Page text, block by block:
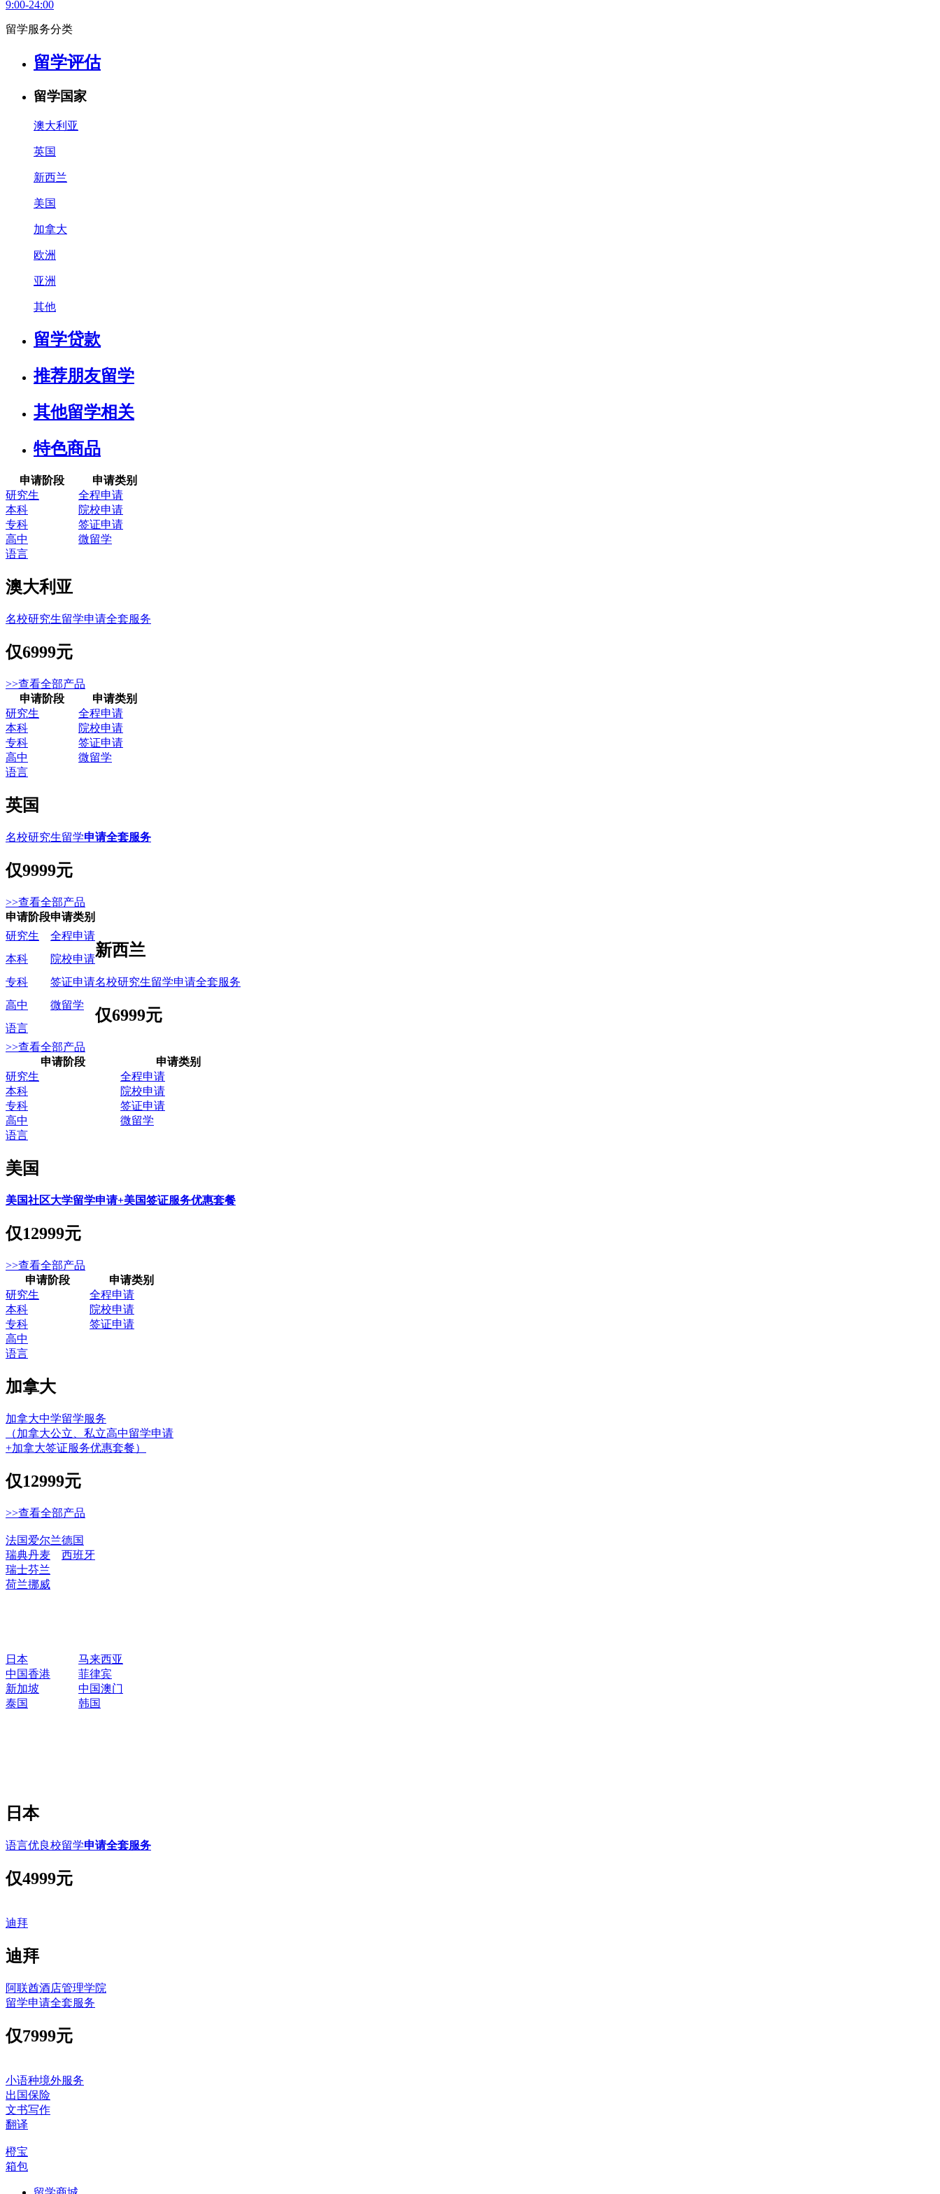
9:00-24:00
留学服务分类
留学评估
留学国家
澳大利亚
英国
新西兰
美国
加拿大
欧洲
亚洲
其他
留学贷款
推荐朋友留学
其他留学相关
特色商品
申请阶段
申请类别
研究生
全程申请
本科
院校申请
专科
签证申请
高中
微留学
语言
澳大利亚
名校研究生留学申请全套服务
仅6999元
>>查看全部产品
申请阶段
申请类别
研究生
全程申请
本科
院校申请
专科
签证申请
高中
微留学
语言
英国
名校研究生留学申请全套服务
仅9999元
>>查看全部产品
申请阶段申请类别
研究生
全程申请
新西兰
名校研究生留学申请全套服务
仅6999元
本科
院校申请
专科
签证申请
高中
微留学
语言
>>查看全部产品
申请阶段
申请类别
研究生
全程申请
本科
院校申请
专科
签证申请
高中
微留学
语言
美国
美国社区大学留学申请+美国签证服务优惠套餐
仅12999元
>>查看全部产品
申请阶段
申请类别
研究生
全程申请
本科
院校申请
专科
签证申请
高中
语言
加拿大
加拿大中学留学服务
（加拿大公立、私立高中留学申请
+加拿大签证服务优惠套餐）
仅12999元
>>查看全部产品
法国爱尔兰德国
瑞典丹麦
西班牙
瑞士芬兰
荷兰挪威
日本
马来西亚
中国香港
菲律宾
新加坡
中国澳门
泰国
韩国
日本
语言优良校留学申请全套服务
仅4999元
迪拜
迪拜
阿联酋酒店管理学院
留学申请全套服务
仅7999元
小语种境外服务
出国保险
文书写作
翻译
橙宝
箱包